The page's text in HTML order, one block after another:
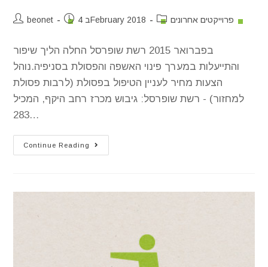
beonet 4 בFebruary 2018 פרוייקטים אחרונים
בפברואר 2015 רשת שופרסל החלה הליך שיפור
והתייעלות במערך פינוי האשפה והפסולת בסניפיה.נוהל
הצעות מחיר לעניין הטיפול בפסולת (לרבות פסולת
למחזור) - רשת שופרסל: גיבוש מכרז רחב היקף, המכיל
283…
Continue Reading